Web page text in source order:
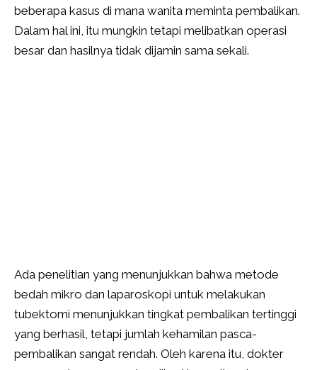
beberapa kasus di mana wanita meminta pembalikan.
Dalam hal ini, itu mungkin tetapi melibatkan operasi
besar dan hasilnya tidak dijamin sama sekali.
Ada penelitian yang menunjukkan bahwa metode
bedah mikro dan laparoskopi untuk melakukan
tubektomi menunjukkan tingkat pembalikan tertinggi
yang berhasil, tetapi jumlah kehamilan pasca-
pembalikan sangat rendah. Oleh karena itu, dokter